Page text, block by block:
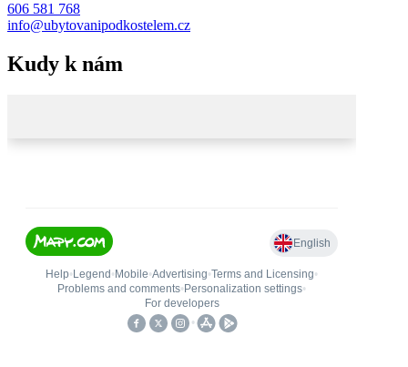
606 581 768
info@ubytovanipodkostelem.cz
Kudy k nám